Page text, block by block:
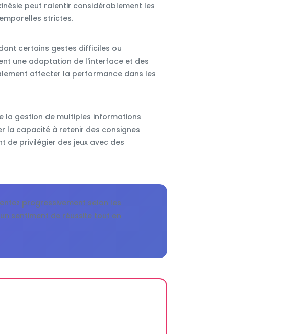
peut ralentir considérablement les
strictes.
certains gestes difficiles ou
une adaptation de l'interface et des
affecter la performance dans les
la gestion de multiples informations
la capacité à retenir des consignes
de privilégier des jeux avec des
progressivement selon les
sentiment de réussite tout en